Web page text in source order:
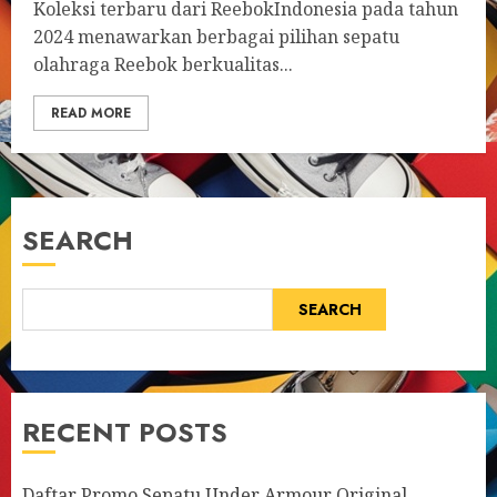
Koleksi terbaru dari ReebokIndonesia pada tahun
2024 menawarkan berbagai pilihan sepatu
olahraga Reebok berkualitas...
READ MORE
SEARCH
SEARCH
RECENT POSTS